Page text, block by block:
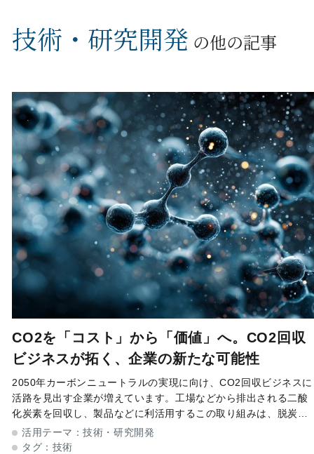
技術・研究開発 の他の記事
CO2を「コスト」から「価値」へ。CO2回収
ビジネスが拓く、企業の新たな可能性
2050年カーボンニュートラルの実現に向け、CO2回収ビジネスに
活路を見出す企業が増えています。工場などから排出される二酸
化炭素を回収し、製品などに利活用するこの取り組みは、脱炭素
社会の実現に向けて期待の集まる新たなモデルです。しかし、事
業化にはさまざまな
活用テーマ：技術・研究開発
タグ： 技術